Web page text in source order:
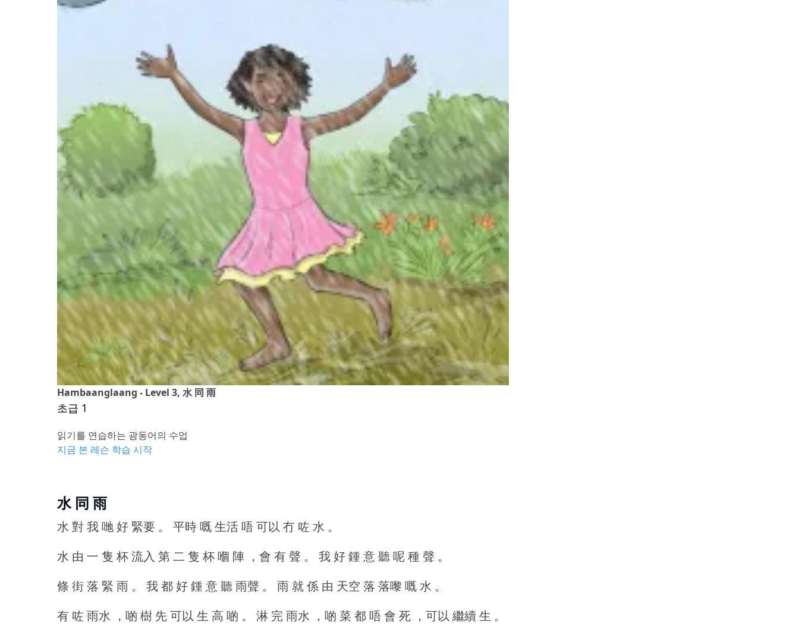
Hambaanglaang - Level 3, 水 同 雨
초급 1
읽기를 연습하는 광동어의 수업
지금 본 레슨 학습 시작
水 同 雨
水 對 我 哋 好 緊要 。
平時 嘅 生活 唔 可以 冇 咗 水 。
水 由 一 隻 杯 流入 第 二 隻 杯 嗰 陣 ，會 有 聲 。
我 好 鍾 意 聽 呢 種 聲 。
條 街 落 緊 雨 。
我 都 好 鍾 意 聽 雨聲 。
雨 就 係 由 天空 落 落嚟 嘅 水 。
有 咗 雨水 ，啲 樹 先 可以 生 高 啲 。
淋 完 雨水 ，啲 菜 都 唔 會 死 ，可以 繼續 生 。